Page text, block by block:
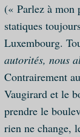
(« Parlez à mon
statiques
Luxembourg.
autorités, nous
Contrairement
Vaugirard et le
prendre le
rien ne change,